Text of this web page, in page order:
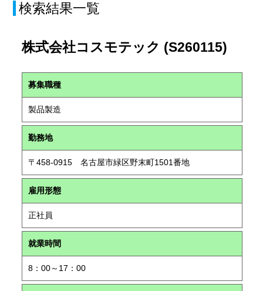
検索結果一覧
株式会社コスモテック (S260115)
募集職種
製品製造
勤務地
〒458-0915 名古屋市緑区野末町1501番地
雇用形態
正社員
就業時間
8：00～17：00